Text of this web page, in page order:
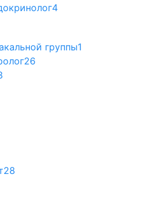
4
группы1
26
28